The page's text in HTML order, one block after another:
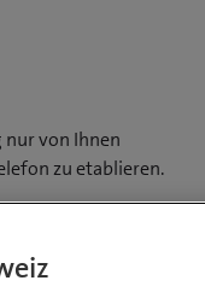
nur von Ihnen
zu etablieren.